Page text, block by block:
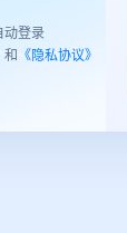
动登录
和 《隐私协议》